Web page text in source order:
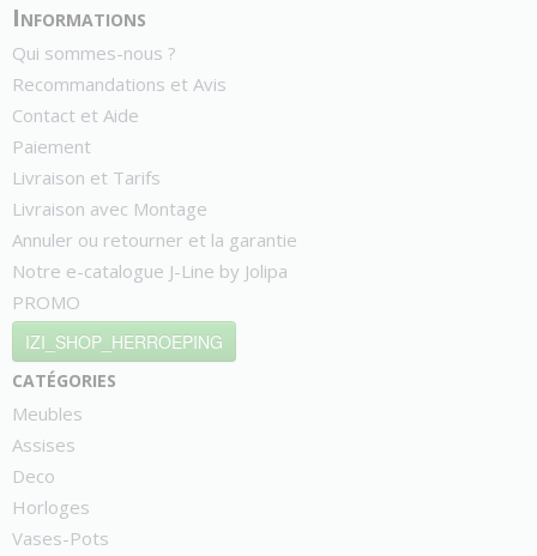
Informations
Qui sommes-nous ?
Recommandations et Avis
Contact et Aide
Paiement
Livraison et Tarifs
Livraison avec Montage
Annuler ou retourner et la garantie
Notre e-catalogue J-Line by Jolipa
PROMO
IZI_SHOP_HERROEPING
catégories
Meubles
Assises
Deco
Horloges
Vases-Pots